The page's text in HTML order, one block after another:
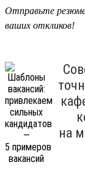
Отправьте
ваших откликов!
на